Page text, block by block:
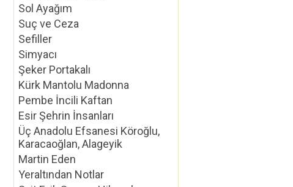
Sol Ayağım
Suç ve Ceza
Sefiller
Simyacı
Şeker Portakalı
Kürk Mantolu Madonna
Pembe İncili Kaftan
Esir Şehrin İnsanları
Üç Anadolu Efsanesi Köroğlu,
Karacaoğlan, Alageyik
Martin Eden
Yeraltından Notlar